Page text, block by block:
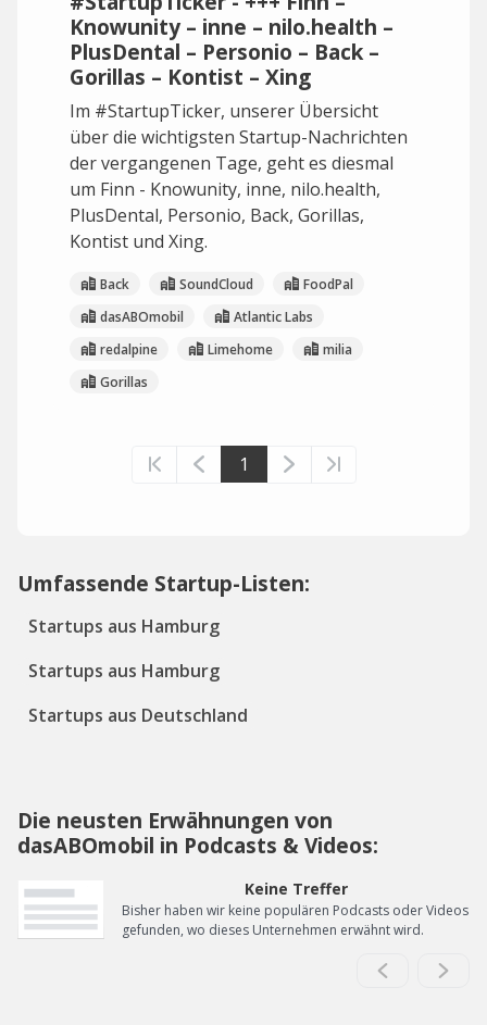
Knowunity – inne – nilo.health –
PlusDental – Personio – Back –
Gorillas – Kontist – Xing
Im #StartupTicker, unserer Übersicht
über die wichtigsten Startup-Nachrichten
der vergangenen Tage, geht es diesmal
um Finn - Knowunity, inne, nilo.health,
PlusDental, Personio, Back, Gorillas,
Kontist und Xing.
Back SoundCloud
FoodPal
dasABOmobil
Atlantic Labs
redalpine
Limehome
milia
Gorillas
1
Umfassende Startup-Listen:
Startups aus Hamburg
Startups aus Hamburg
Startups aus Deutschland
Die neusten Erwähnungen von
dasABOmobil in Podcasts & Videos:
Keine Treffer
Bisher haben wir keine populären Podcasts oder Videos
gefunden, wo dieses Unternehmen erwähnt wird.